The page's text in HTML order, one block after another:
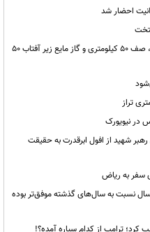
احضار شد
ریمـدان در آستانه بحران؛ ۳ هزار کامیون قفل، صف ۵۰ کیلومتری و گاز مایع زیر آفتاب ۵۰
در نیویورک
شهید از افول ابرقدرت به حقیقت
سفر به ریاض
نسبت به سال‌های گذشته موفق‌تر بوده